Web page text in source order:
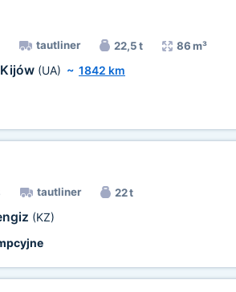
tautliner 22,5 t 86 m³
Kijów (UA) ~ 1842 km
tautliner 22 t
(KZ)